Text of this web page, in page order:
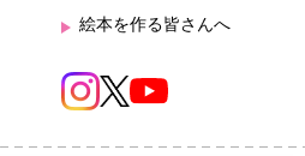
絵本を作る皆さんへ